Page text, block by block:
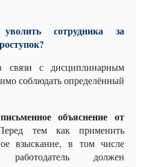
сотрудника за
связи с дисциплинарным
соблюдать определённый
объяснение от
тем как применить
взыскание, в том числе
работодатель должен